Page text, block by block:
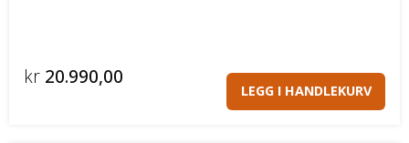
kr 20.990,00
LEGG I HANDLEKURV